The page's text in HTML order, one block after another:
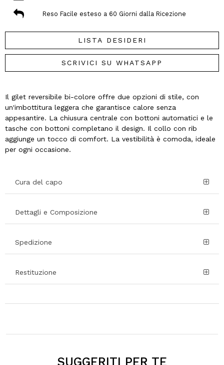
Reso Facile esteso a 60 Giorni dalla Ricezione
LISTA DESIDERI
SCRIVICI SU WHATSAPP
Il gilet reversibile bi-colore offre due opzioni di stile, con
un'imbottitura leggera che garantisce calore senza
appesantire. La chiusura centrale con bottoni automatici e le
tasche con bottoni completano il design. Il collo con rib
aggiunge un tocco di comfort. La vestibilità è comoda, ideale
per ogni occasione.
Cura del capo
Dettagli e Composizione
Spedizione
Restituzione
SUGGERITI PER TE